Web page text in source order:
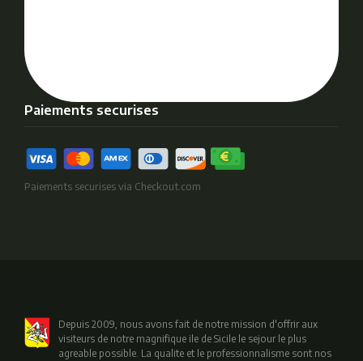
Paiements securises
Paiements securises via Checkout.com
Depuis 2009, nous avons fait de notre mission d'offrir aux
visiteurs de notre magnifique ile de Sicile le sejour le plus
agreable possible. La qualite et le professionnalisme sont nos